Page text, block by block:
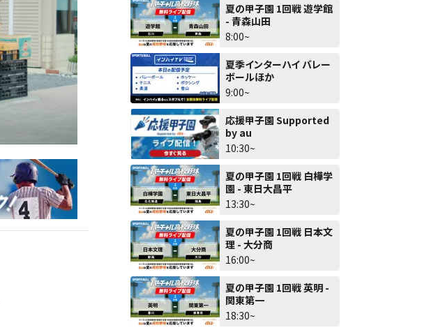
夏の甲子園 1回戦 遊学館
- 青森山田
8:00~
夏季インターハイ バレー
ボールほか
9:00~
応援甲子園 Supported
by au
10:30~
夏の甲子園 1回戦 白樺学
園 - 東日大昌平
13:30~
夏の甲子園 1回戦 日本文
理 - 大分商
16:00~
夏の甲子園 1回戦 英明 -
関東第一
18:30~